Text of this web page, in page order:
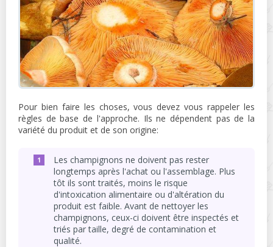
Pour bien faire les choses, vous devez vous rappeler les
règles de base de l'approche. Ils ne dépendent pas de la
variété du produit et de son origine:
Les champignons ne doivent pas rester
longtemps après l'achat ou l'assemblage. Plus
tôt ils sont traités, moins le risque
d'intoxication alimentaire ou d'altération du
produit est faible. Avant de nettoyer les
champignons, ceux-ci doivent être inspectés et
triés par taille, degré de contamination et
qualité.